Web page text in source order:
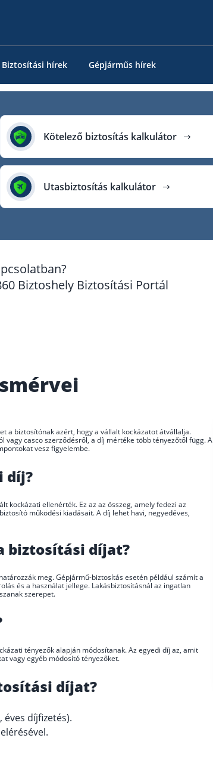
Biztosítási hírek Gépjárműs hírek
Kötelező biztosítás kalkulátor
Utasbiztosítás kalkulátor
Biztoshely Biztosítási Portál
a biztosítónak azért, hogy a vállalt kockázatot átvállalja.
casco szerződésről, a díj mértéke több tényezőtől függ. A
vesz figyelembe.
díj?
kockázati ellenérték. Ez az az összeg, amely fedezi az
működési kiadásait. A díj lehet havi, negyedéves,
biztosítási díjat?
meg. Gépjármű-biztosítás esetén például számít a
és a használat jellege. Lakásbiztosításnál az ingatlan
szerepet.
tényezők alapján módosítanak. Az egyedi díj az, amit
vagy egyéb módosító tényezőket.
díjat?
éves díjfizetés).